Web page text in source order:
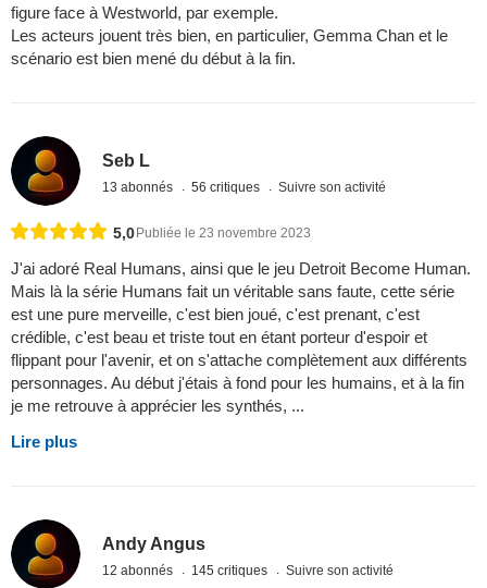
figure face à Westworld, par exemple.
Les acteurs jouent très bien, en particulier, Gemma Chan et le
scénario est bien mené du début à la fin.
Seb L
13 abonnés 56 critiques Suivre son activité
5,0Publiée le 23 novembre 2023
J'ai adoré Real Humans, ainsi que le jeu Detroit Become Human.
Mais là la série Humans fait un véritable sans faute, cette série
est une pure merveille, c'est bien joué, c'est prenant, c'est
crédible, c'est beau et triste tout en étant porteur d'espoir et
flippant pour l'avenir, et on s'attache complètement aux différents
personnages. Au début j'étais à fond pour les humains, et à la fin
je me retrouve à apprécier les synthés, ...
Lire plus
Andy Angus
12 abonnés 145 critiques Suivre son activité